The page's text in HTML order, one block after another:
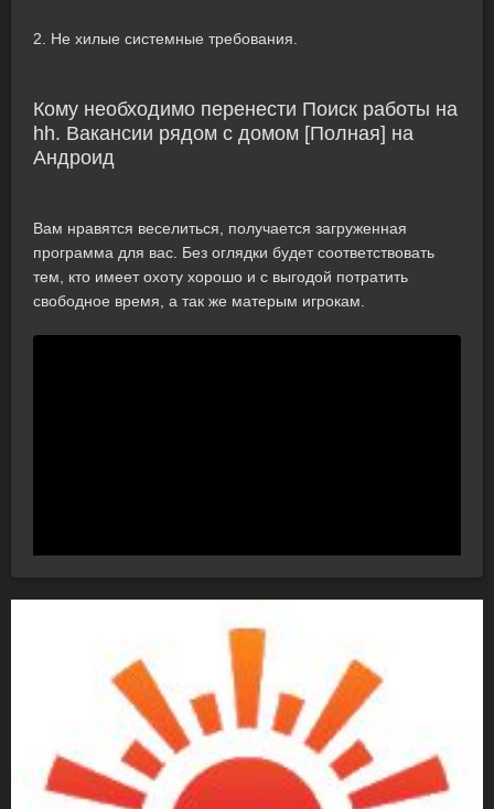
2. Не хилые системные требования.
Кому необходимо перенести Поиск работы на
hh. Вакансии рядом с домом [Полная] на
Андроид
Вам нравятся веселиться, получается загруженная
программа для вас. Без оглядки будет соответствовать
тем, кто имеет охоту хорошо и с выгодой потратить
свободное время, а так же матерым игрокам.